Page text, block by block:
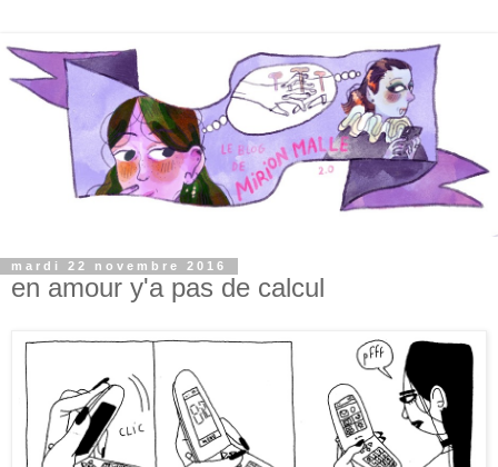
mardi 22 novembre 2016
en amour y'a pas de calcul